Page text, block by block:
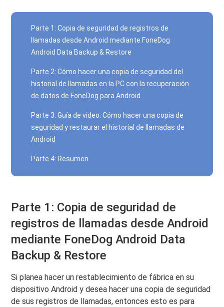
Parte 1: Copia de seguridad de registros de
llamadas desde Android mediante FoneDog
Android Data Backup & Restore
Parte 2: Cómo hacer una copia de seguridad del
historial de llamadas en la PC con la recuperación
de datos de FoneDog para Android
Parte 3: Guía de video: Cómo hacer una copia de
seguridad y restaurar el historial de llamadas de
Android
Parte 4: Resumen
Parte 1: Copia de seguridad de
registros de llamadas desde Android
mediante FoneDog Android Data
Backup & Restore
Si planea hacer un restablecimiento de fábrica en su
dispositivo Android y desea hacer una copia de seguridad
de sus registros de llamadas, entonces esto es para